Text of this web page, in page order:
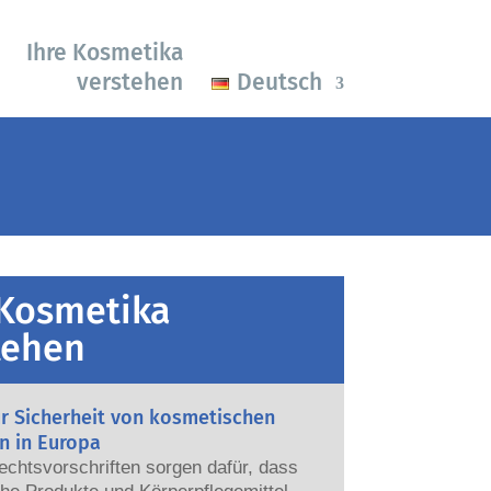
Ihre Kosmetika
verstehen
Deutsch
Sicherheit von kosmetischen
in Europa
sorgen dafür, dass